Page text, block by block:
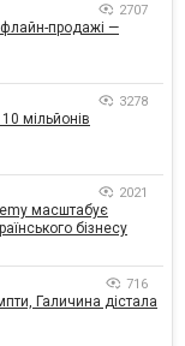
2707
продажі —
3278
мільйонів
2021
масштабує
бізнесу
716
Галичина дістала